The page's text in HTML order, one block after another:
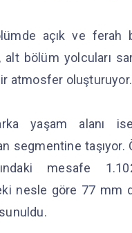
açık ve ferah
bölüm yolcuları
atmosfer oluşturuyor.
yaşam alanı
segmentine taşıyor.
mesafe
nesle göre 77 mm